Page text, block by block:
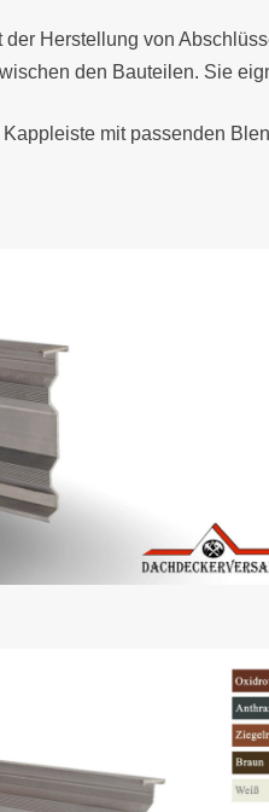
der Herstellung von
den Bauteilen. Sie
mit passenden